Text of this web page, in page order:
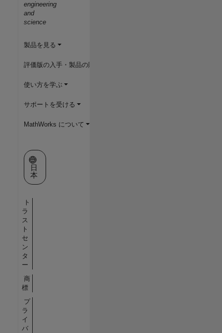
engineering
and
science
製品を見る
評価版の入手・製品の購入
使い方を学ぶ
サポートを受ける
MathWorks について
Web サイトの選択
日
本
ト
ラ
ス
ト
セ
ン
タ
ー
商
標
プ
ラ
イ
バ